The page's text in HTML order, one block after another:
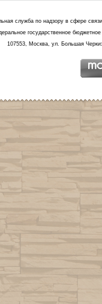
служба по надзору в сфере
государственное
107553, Москва, ул. Большая